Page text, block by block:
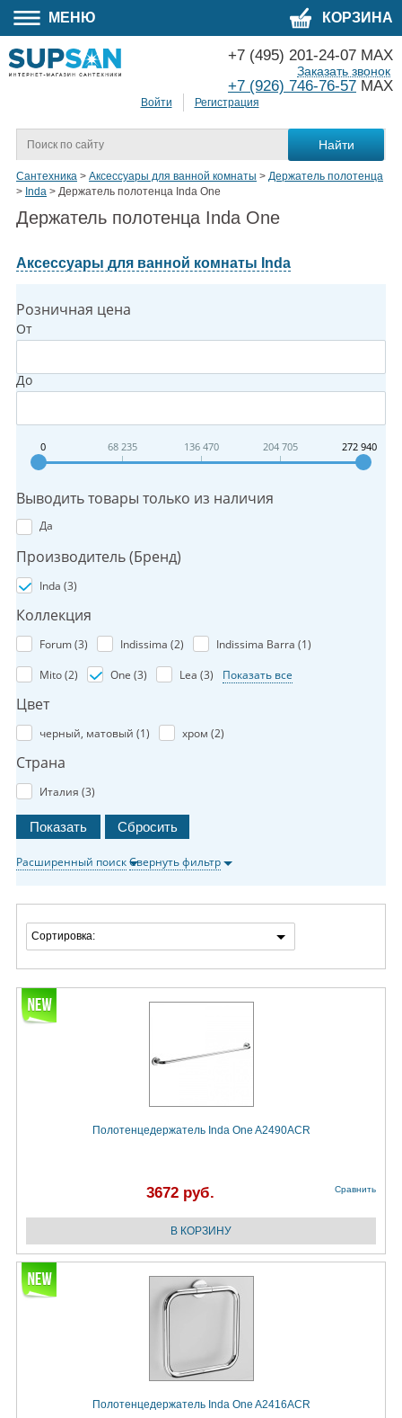
МЕНЮ КОРЗИНА
Войти Регистрация
+7 (495) 201-24-07 MAX
+7 (926) 746-76-57 MAX
Заказать звонок
Сантехника > Аксессуары для ванной комнаты > Держатель полотенца
> Inda > Держатель полотенца Inda One
Держатель полотенца Inda One
Аксессуары для ванной комнаты Inda
Розничная цена
От
До
0 68 235 136 470 204 705 272 940
Выводить товары только из наличия
Да
Производитель (Бренд)
Inda (3)
Коллекция
Forum (3) Indissima (2) Indissima Barra (1)
Mito (2) One (3) Lea (3) Показать все
Цвет
черный, матовый (1) хром (2)
Страна
Италия (3)
Расширенный поискСвернуть фильтр
Сортировка:
Полотенцедержатель Inda One A2490ACR
3672 руб. Сравнить
Полотенцедержатель Inda One A2416ACR